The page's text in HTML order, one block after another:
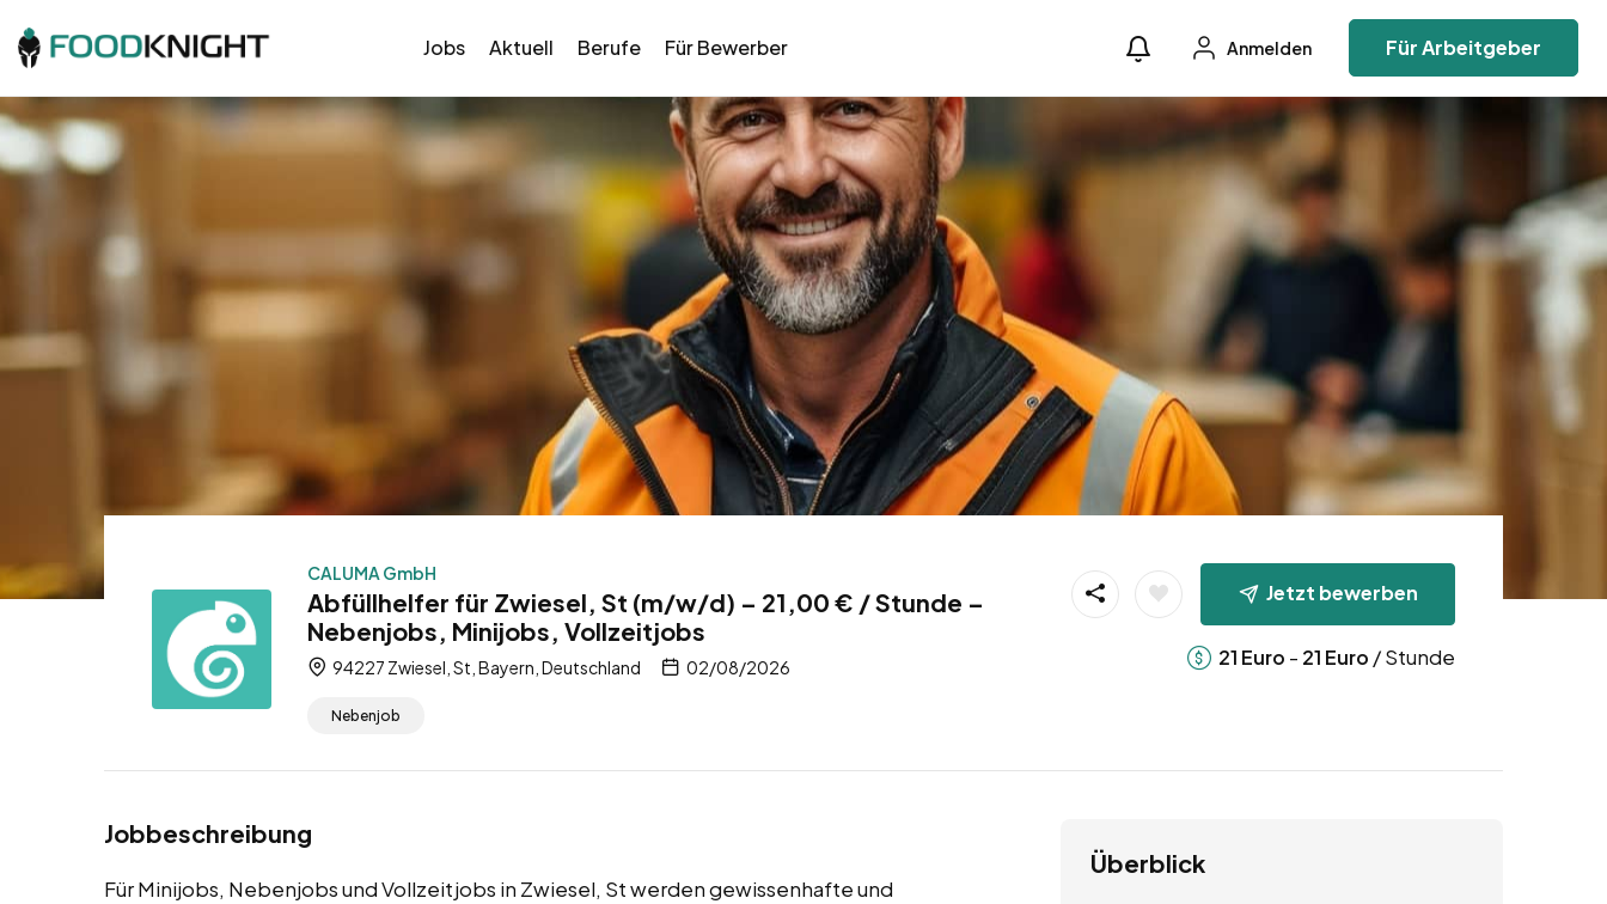
Jobs Aktuell Berufe Für Bewerber Anmelden Für Arbeitgeber
CALUMA GmbH
Abfüllhelfer für Zwiesel, St (m/w/d) – 21,00 € / Stunde –
Nebenjobs, Minijobs, Vollzeitjobs
94227 Zwiesel, St, Bayern, Deutschland 02/08/2026
Nebenjob
Jetzt bewerben
21 Euro - 21 Euro / Stunde
Jobbeschreibung
Für Minijobs, Nebenjobs und Vollzeitjobs in Zwiesel, St werden gewissenhafte und
Überblick